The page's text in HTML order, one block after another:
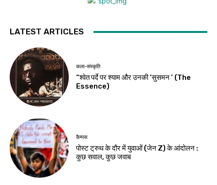
LATEST ARTICLES
कला-संस्कृति
“श्वेत पर्दे पर श्याम और उनकी ‘सुसमन ’ (The
Essence)
कैम्पस
पोस्ट ट्रुथ के दौर में युवाओं (जेन Z) के आंदोलन :
कुछ सवाल, कुछ जवाब